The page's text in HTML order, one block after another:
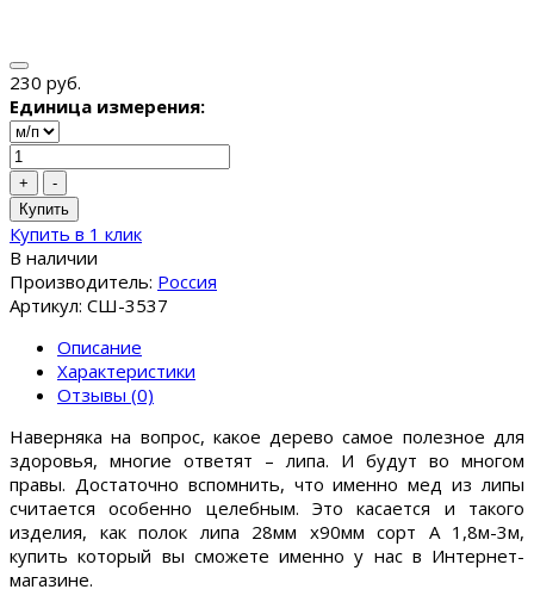
230 руб.
Единица измерения:
+
-
Купить
Купить в 1 клик
В наличии
Производитель: Россия
Артикул: СШ-3537
Описание
Характеристики
Отзывы (0)
Наверняка на вопрос, какое дерево самое полезное для
здоровья, многие ответят – липа. И будут во многом
правы. Достаточно вспомнить, что именно мед из липы
считается особенно целебным. Это касается и такого
изделия, как полок липа 28мм x90мм сорт А 1,8м-3м,
купить который вы сможете именно у нас в Интернет-
магазине.